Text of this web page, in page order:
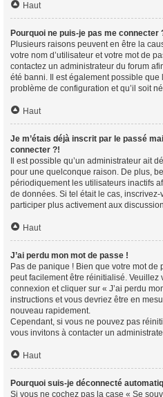
Haut
Pourquoi ne puis-je pas me connecter
Plusieurs raisons peuvent en être la
votre nom d’utilisateur et votre mot de
contactez un administrateur du forum
été banni. Il est également possible
problème de configuration et qu’il soit
Haut
Je m’étais déjà inscrit par le passé
connecter ?!
Il est possible qu’un administrateur ait
pour une quelconque raison. De plus,
périodiquement les utilisateurs inactifs
de données. Si tel était le cas,
participer plus activement aux
Haut
J’ai perdu mon mot de passe !
Pas de panique ! Bien que votre mot de
peut facilement être réinitialisé. Veuillez
connexion et cliquer sur « J’ai perdu
instructions et vous devriez être en
nouveau rapidement.
Cependant, si vous ne pouvez pas
vous invitons à contacter un
Haut
Pourquoi suis-je déconnecté
Si vous ne cochez pas la case « Se